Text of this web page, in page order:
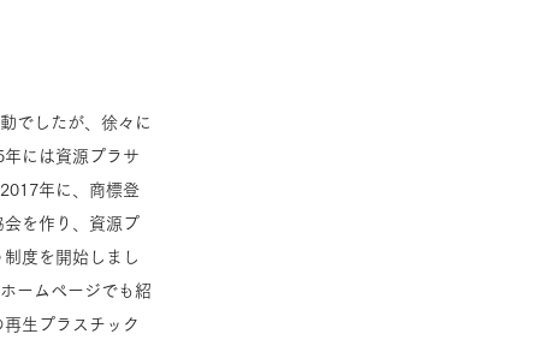
でしたが、徐々に
には資源プラサ
年に、商標登
を作り、資源プ
度を開始しまし
ームページでも紹
生プラスチック